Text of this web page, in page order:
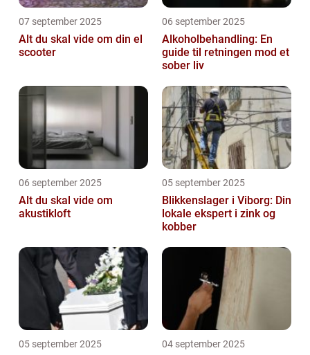
07 september 2025
Alt du skal vide om din el
scooter
06 september 2025
Alkoholbehandling: En
guide til retningen mod et
sober liv
06 september 2025
Alt du skal vide om
akustikloft
05 september 2025
Blikkenslager i Viborg: Din
lokale ekspert i zink og
kobber
05 september 2025 04 september 2025